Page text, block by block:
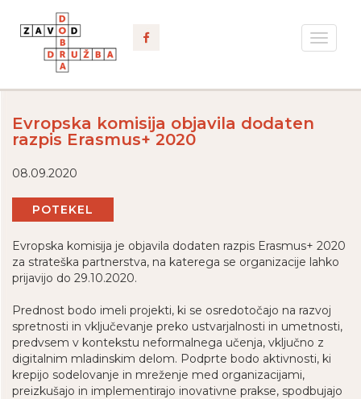
Toggle
Evropska komisija objavila dodaten
razpis Erasmus+ 2020
08.09.2020
POTEKEL
Evropska komisija je objavila dodaten razpis Erasmus+ 2020
za strateška partnerstva, na katerega se organizacije lahko
prijavijo do 29.10.2020.
Prednost bodo imeli projekti, ki se osredotočajo na razvoj
spretnosti in vključevanje preko ustvarjalnosti in umetnosti,
predvsem v kontekstu neformalnega učenja, vključno z
digitalnim mladinskim delom. Podprte bodo aktivnosti, ki
krepijo sodelovanje in mreženje med organizacijami,
preizkušajo in implementirajo inovativne prakse, spodbujajo